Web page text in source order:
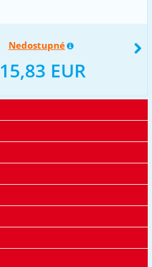
Nedostupné
15,83 EUR